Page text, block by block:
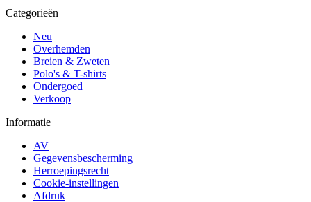
Categorieën
Neu
Overhemden
Breien & Zweten
Polo's & T-shirts
Ondergoed
Verkoop
Informatie
AV
Gegevensbescherming
Herroepingsrecht
Cookie-instellingen
Afdruk